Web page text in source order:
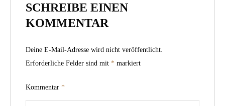
SCHREIBE EINEN
KOMMENTAR
Deine E-Mail-Adresse wird nicht veröffentlicht.
Erforderliche Felder sind mit * markiert
Kommentar *